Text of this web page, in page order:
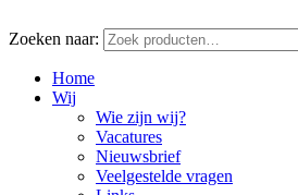
Zoeken naar:
Home
Wij
Wie zijn wij?
Vacatures
Nieuwsbrief
Veelgestelde vragen